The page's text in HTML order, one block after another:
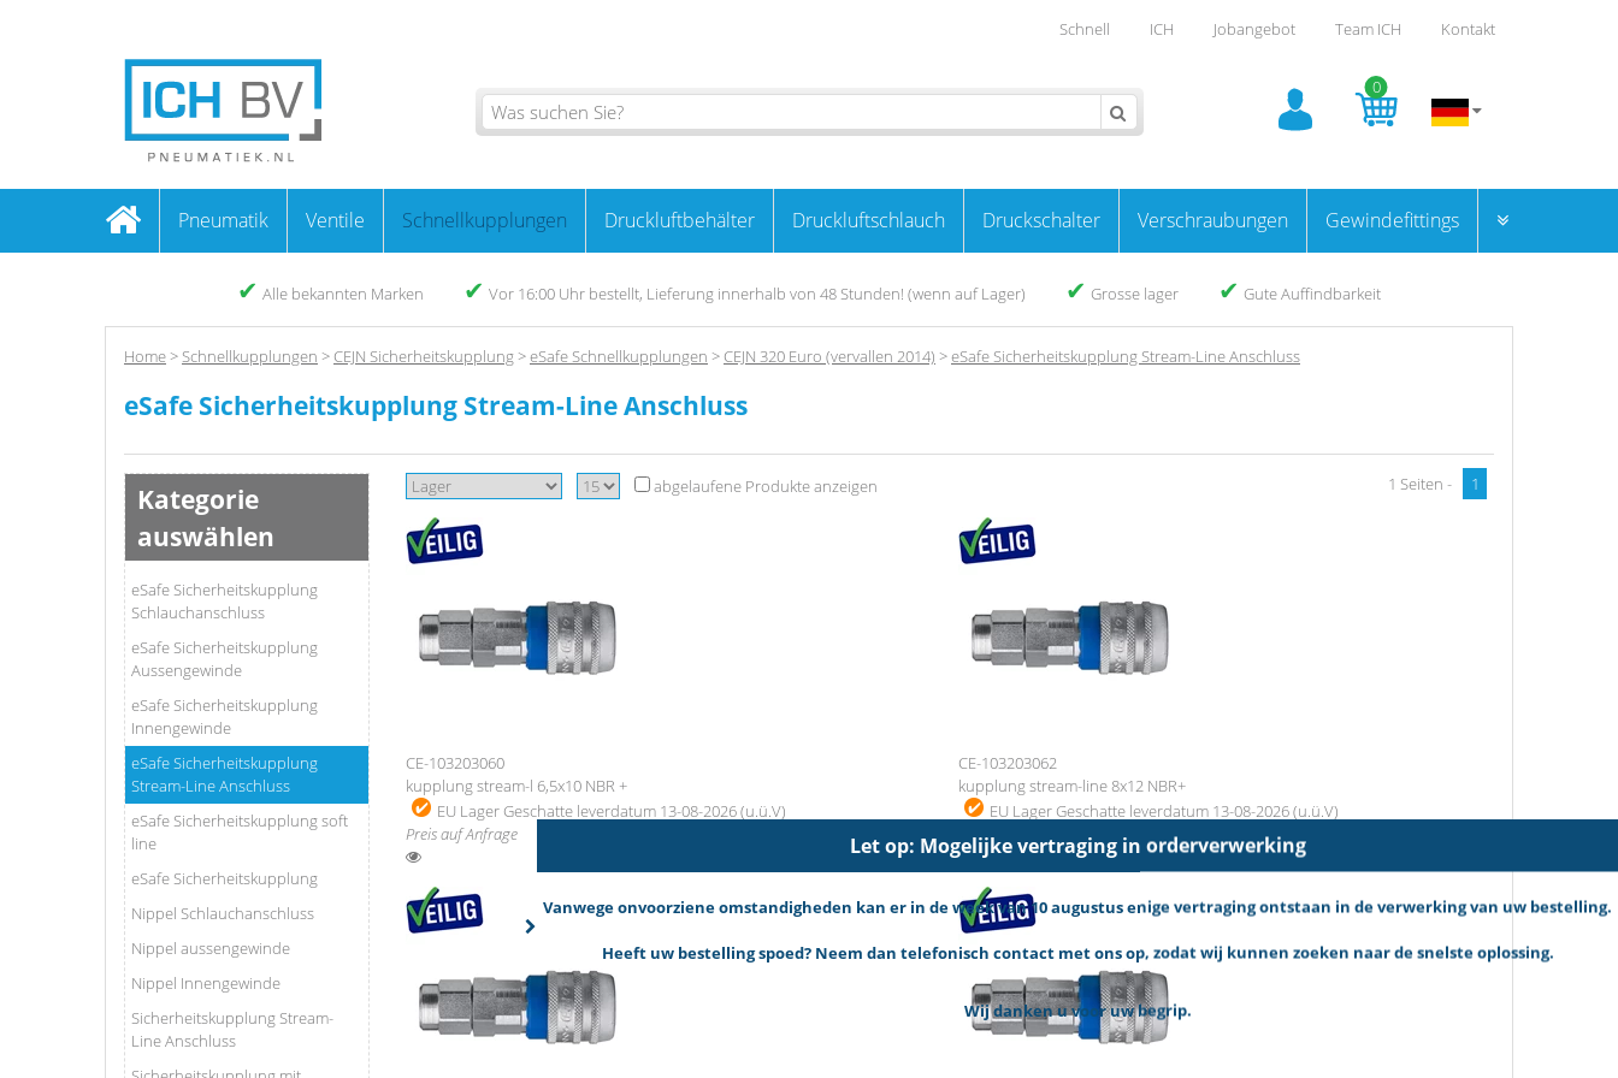
Schnell ICH Jobangebot Team ICH Kontakt
0
Pneumatik Ventile Schnellkupplungen Druckluftbehälter Druckluftschlauch Druckschalter Verschraubungen Gewindefittings
✔ Alle bekannten Marken ✔ Vor 16:00 Uhr bestellt, Lieferung innerhalb von 48 Stunden! (wenn auf Lager) ✔ Grosse lager ✔ Gute Auffindbarkeit
Let op: Mogelijke vertraging in orderverwerking
Vanwege onvoorziene omstandigheden kan er in de week van 10 augustus enige vertraging ontstaan in de verwerking van uw bestelling.
Heeft uw bestelling spoed? Neem dan telefonisch contact met ons op, zodat wij kunnen zoeken naar de snelste oplossing.
Wij danken u voor uw begrip.
Home>Schnellkupplungen > CEJN Sicherheitskupplung>eSafe Schnellkupplungen > CEJN 320 Euro (vervallen 2014) >eSafe Sicherheitskupplung Stream-Line Anschluss
eSafe Sicherheitskupplung Stream-Line Anschluss
Kategorie
auswählen
eSafe Sicherheitskupplung
Schlauchanschluss
eSafe Sicherheitskupplung
Aussengewinde
eSafe Sicherheitskupplung
Innengewinde
eSafe Sicherheitskupplung
Stream-Line Anschluss
eSafe Sicherheitskupplung soft
line
eSafe Sicherheitskupplung
Nippel Schlauchanschluss
Nippel aussengewinde
Nippel Innengewinde
Sicherheitskupplung Stream-
Line Anschluss
abgelaufene Produkte anzeigen 1 Seiten - 1
CE-103203060
kupplung stream-l 6,5x10 NBR +
EU Lager Geschatte leverdatum 13-08-2026 (u.ü.V)
Preis auf Anfrage
CE-103203062
kupplung stream-line 8x12 NBR+
EU Lager Geschatte leverdatum 13-08-2026 (u.ü.V)
Preis auf Anfrage